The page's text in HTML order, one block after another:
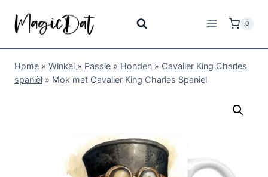
0
Home » Winkel » Passie » Honden » Cavalier King Charles
spaniël » Mok met Cavalier King Charles Spaniel